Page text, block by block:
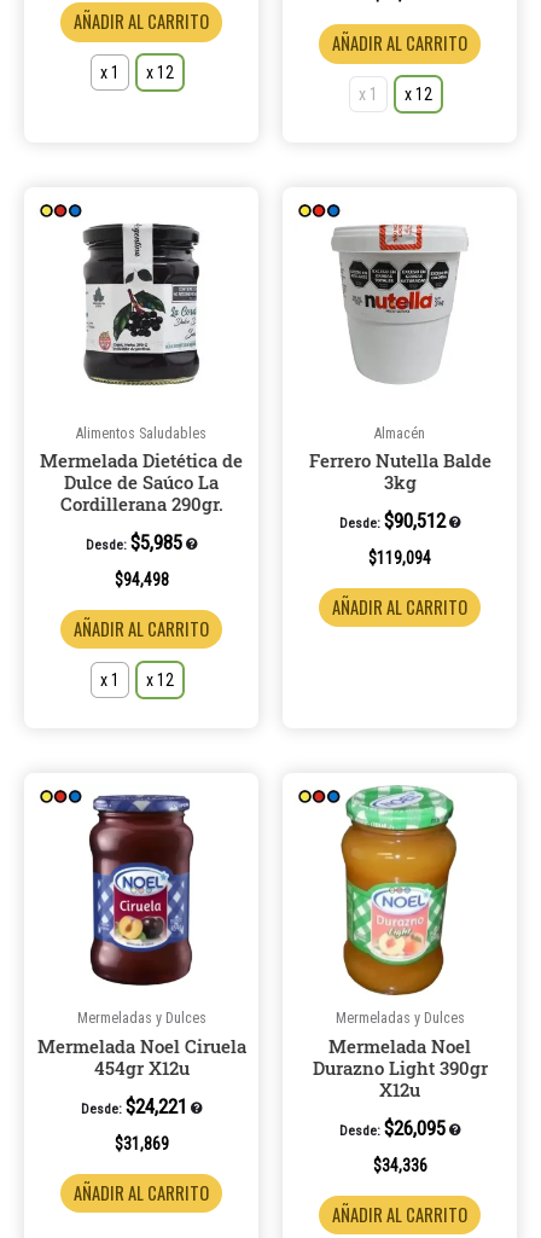
AÑADIR AL CARRITO producto
x 1 x 12
AÑADIR AL CARRITO
x 1 x 12
Alimentos Saludables
Mermelada Dietética de
Dulce de Saúco La
Cordillerana 290gr.
Desde: $5,985
$94,498
AÑADIR AL CARRITO
elegir
x 1 x 12
Almacén
Ferrero Nutella Balde
3kg
Desde: $90,512
$119,094
AÑADIR AL CARRITO
Mermeladas y Dulces
Mermelada Noel Ciruela
454gr X12u
Desde: $24,221
$31,869
AÑADIR AL CARRITO
Mermeladas y Dulces
Mermelada Noel
Durazno Light 390gr
X12u
Desde: $26,095
$34,336
AÑADIR AL CARRITO